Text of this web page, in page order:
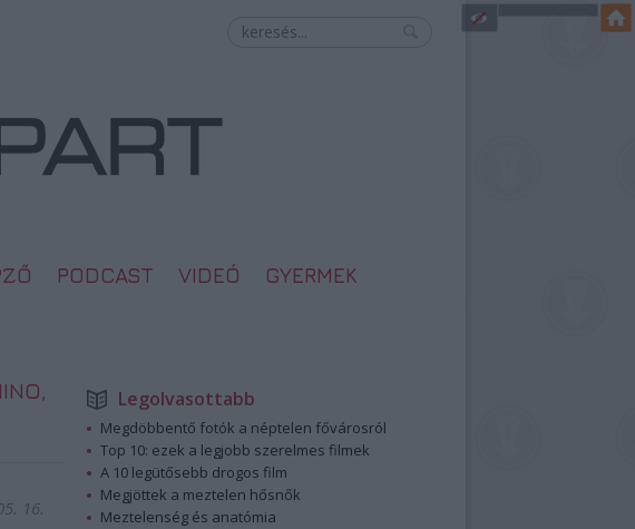
PODCAST VIDEÓ GYERMEK
16.
Legolvasottabb
Megdöbbentő fotók a néptelen fővárosról
Top 10: ezek a legjobb szerelmes filmek
A 10 legütősebb drogos film
Megjöttek a meztelen hősnők
Meztelenség és anatómia